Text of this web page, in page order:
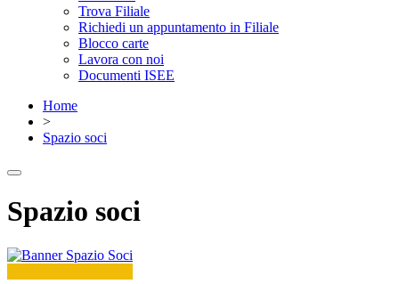
Trova Filiale
Richiedi un appuntamento in Filiale
Blocco carte
Lavora con noi
Documenti ISEE
Home
>
Spazio soci
Spazio soci